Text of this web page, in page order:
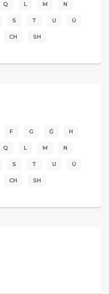
Q L M N
S T U Ú
CH SH
F G Ǵ H
Q L M N
S T U Ú
CH SH